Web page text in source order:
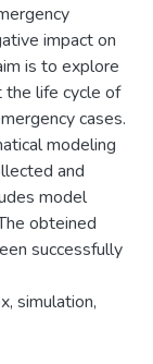
impact on
is to explore
life cycle of
cases.
modeling
and
model
obteined
successfully
simulation,